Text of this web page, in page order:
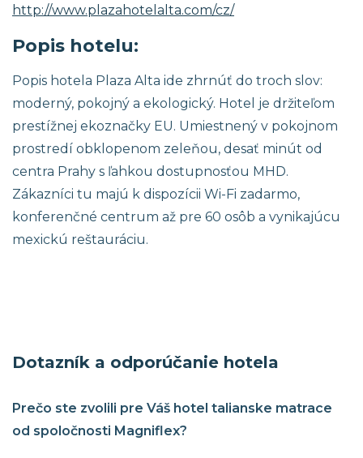
http://www.plazahotelalta.com/cz/
Popis hotelu:
Popis hotela Plaza Alta ide zhrnúť do troch slov:
moderný, pokojný a ekologický. Hotel je držiteľom
prestížnej ekoznačky EU. Umiestnený v pokojnom
prostredí obklopenom zeleňou, desať minút od
centra Prahy s ľahkou dostupnosťou MHD.
Zákazníci tu majú k dispozícii Wi-Fi zadarmo,
konferenčné centrum až pre 60 osôb a vynikajúcu
mexickú reštauráciu.
Dotazník a odporúčanie hotela
Prečo ste zvolili pre Váš hotel talianske matrace
od spoločnosti Magniflex?